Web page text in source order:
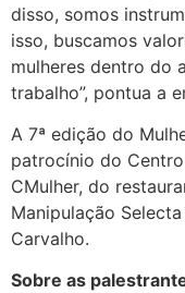
disso, somos
isso, buscamos
mulheres dentro do
trabalho”, pontua a
A 7ª edição do
patrocínio do
CMulher, do
Manipulação
Carvalho.
Sobre as